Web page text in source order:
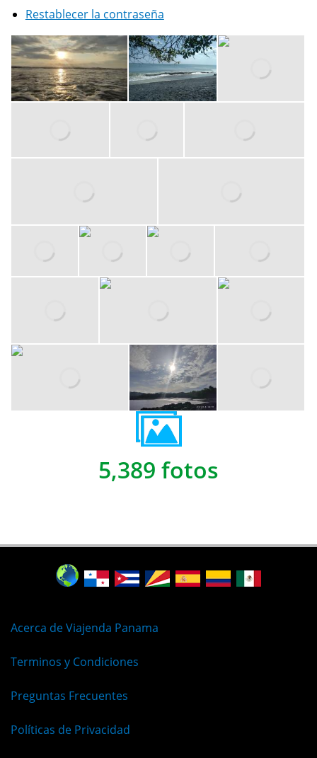
Restablecer la contraseña
5,389 fotos
Acerca de Viajenda Panama
Terminos y Condiciones
Preguntas Frecuentes
Políticas de Privacidad